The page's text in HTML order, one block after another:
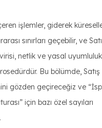
işlemler, giderek
sınırları geçebilir, ve
netlik ve yasal
Bu bölümde,
gözden geçireceğiz ve
için bazı özel sayıları